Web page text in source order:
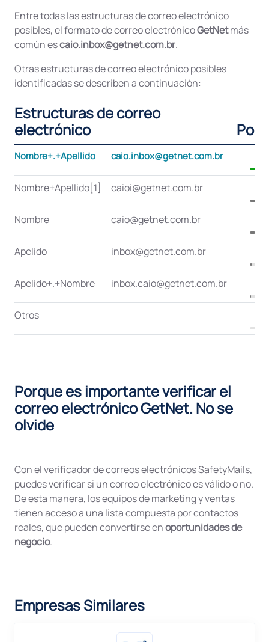
Entre todas las estructuras de correo electrónico
posibles, el formato de correo electrónicoGetNetmás
común escaio.inbox@getnet.com.br.
Otras estructuras de correo electrónico posibles
identificadas se describen a continuación:
Estructuras de correo
electrónico
Nombre+.+Apellido caio.inbox@getnet.com.br
Nombre+Apellido[1] caioi@getnet.com.br
Nombre caio@getnet.com.br
Apelido inbox@getnet.com.br
Apelido+.+Nombre inbox.caio@getnet.com.br
Otros
Porque es importante verificar el
correo electrónico GetNet. No se
olvide
Con el verificador de correos electrónicos SafetyMails,
puedes verificar si un correo electrónico es válido o no.
De esta manera, los equipos de marketing y ventas
tienen acceso a una lista compuesta por contactos
reales, que pueden convertirse enoportunidades de
negocio.
Empresas Similares